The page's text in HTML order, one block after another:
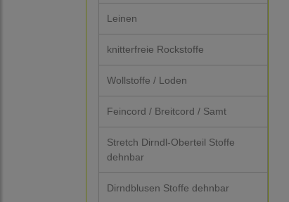
Leinen
knitterfreie Rockstoffe
Wollstoffe / Loden
Feincord / Breitcord / Samt
Stretch Dirndl-Oberteil Stoffe
dehnbar
Dirndblusen Stoffe dehnbar